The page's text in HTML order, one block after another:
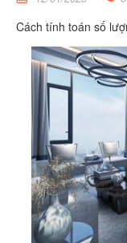
Cách tính toán số